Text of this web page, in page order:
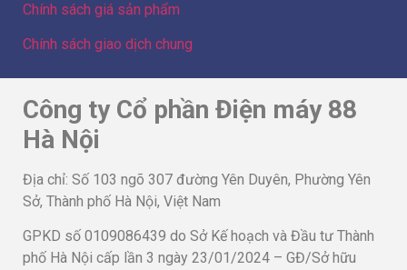
Chính sách giá sản phẩm
Chính sách giao dịch chung
Công ty Cổ phần Điện máy 88
Hà Nội
Địa chỉ: Số 103 ngõ 307 đường Yên Duyên, Phường Yên
Sở, Thành phố Hà Nội, Việt Nam
GPKD số 0109086439 do Sở Kế hoạch và Đầu tư Thành
phố Hà Nội cấp lần 3 ngày 23/01/2024 – GĐ/Sở hữu